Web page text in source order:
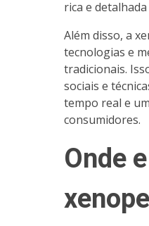
rica e
Além disso, a
tecnologias e
tradicionais.
sociais e
tempo real e
consumidores.
Onde